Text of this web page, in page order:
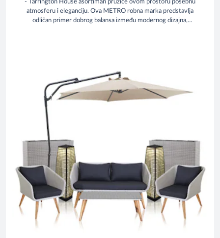
- Tarrington House asortiman pružiće ovom prostoru posebnu
atmosferu i eleganciju. Ova METRO robna marka predstavlja
odličan primer dobrog balansa između modernog dizajna,